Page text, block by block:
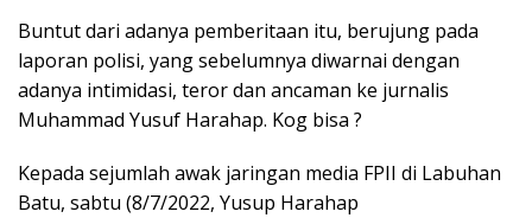
Buntut dari adanya pemberitaan itu, berujung pada
laporan polisi, yang sebelumnya diwarnai dengan
adanya intimidasi, teror dan ancaman ke jurnalis
Muhammad Yusuf Harahap. Kog bisa ?
Kepada sejumlah awak jaringan media FPII di Labuhan
Batu, sabtu (8/7/2022, Yusup Harahap